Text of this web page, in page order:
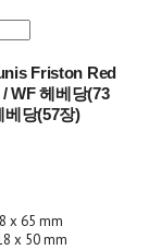
Friston Red
WF 헤베당(73
베당(57장)
x 65 mm
x 50 mm